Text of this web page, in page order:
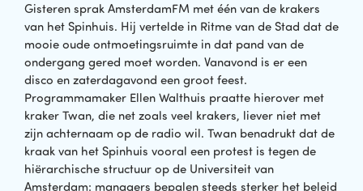
Gisteren sprak AmsterdamFM met één van de krakers
van het Spinhuis. Hij vertelde in Ritme van de Stad dat de
mooie oude ontmoetingsruimte in dat pand van de
ondergang gered moet worden. Vanavond is er een
disco en zaterdagavond een groot feest.
Programmamaker Ellen Walthuis praatte hierover met
kraker Twan, die net zoals veel krakers, liever niet met
zijn achternaam op de radio wil. Twan benadrukt dat de
kraak van het Spinhuis vooral een protest is tegen de
hiërarchische structuur op de Universiteit van
Amsterdam: managers bepalen steeds sterker het beleid